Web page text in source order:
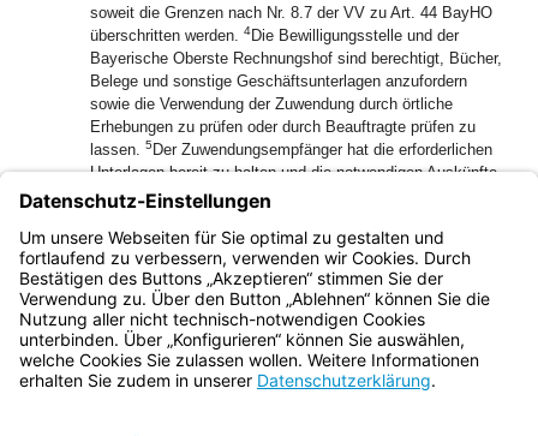
soweit die Grenzen nach Nr. 8.7 der VV zu Art. 44 BayHO
überschritten werden. 4Die Bewilligungsstelle und der
Bayerische Oberste Rechnungshof sind berechtigt, Bücher,
Belege und sonstige Geschäftsunterlagen anzufordern
sowie die Verwendung der Zuwendung durch örtliche
Erhebungen zu prüfen oder durch Beauftragte prüfen zu
lassen. 5 Der Zuwendungsempfänger hat die erforderlichen
Unterlagen bereit zu halten und die notwendigen Auskünfte
zu erteilen. Soweit Zuwendungen zur Erfüllung des
Zuwendungszwecks an Dritte weitergegeben werden, sind
die Prüfungsrechte auch dem Dritten gegenüber
auszubedingen.
Bayern.de
BayernPortal